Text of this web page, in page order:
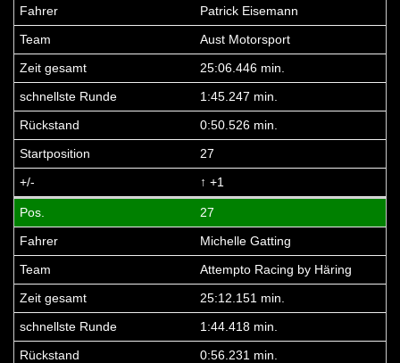
Patrick Eisemann
Aust Motorsport
25:06.446 min.
1:45.247 min.
0:50.526 min.
27
↑ +1
27
Michelle Gatting
Attempto Racing by Häring
25:12.151 min.
1:44.418 min.
0:56.231 min.